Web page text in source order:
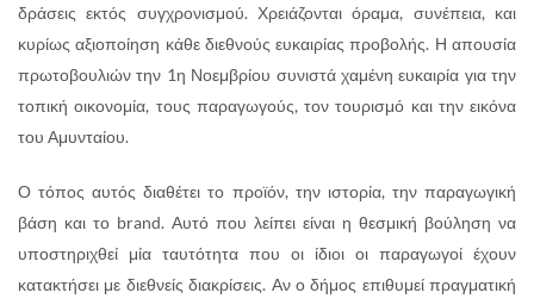
δράσεις εκτός συγχρονισμού. Χρειάζονται όραμα, συνέπεια, και
κυρίως αξιοποίηση κάθε διεθνούς ευκαιρίας προβολής. Η απουσία
πρωτοβουλιών την 1η Νοεμβρίου συνιστά χαμένη ευκαιρία για την
τοπική οικονομία, τους παραγωγούς, τον τουρισμό και την εικόνα
του Αμυνταίου.
Ο τόπος αυτός διαθέτει το προϊόν, την ιστορία, την παραγωγική
βάση και το brand. Αυτό που λείπει είναι η θεσμική βούληση να
υποστηριχθεί μία ταυτότητα που οι ίδιοι οι παραγωγοί έχουν
κατακτήσει με διεθνείς διακρίσεις. Αν ο δήμος επιθυμεί πραγματική